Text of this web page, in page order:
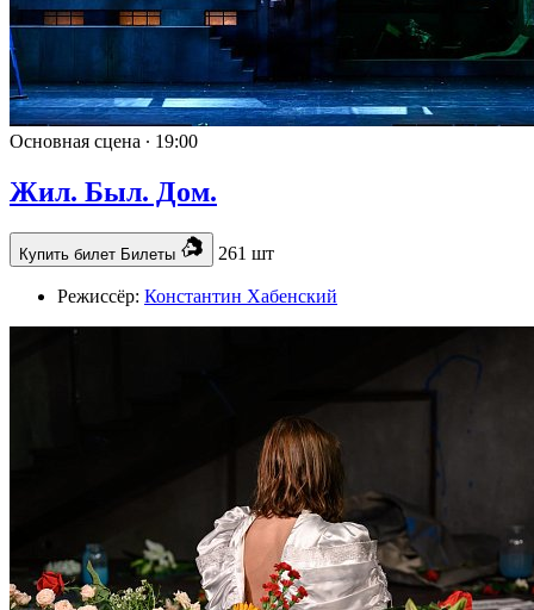
Основная сцена ∙ 19:00
Жил. Был. Дом.
Купить билет Билеты 261 шт
Режиссёр: Константин Хабенский